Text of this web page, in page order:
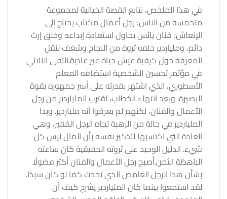
في هذا الملخص، نتابع القصة الخيالية لمجموعة
متحمسة من الناس: رجل أعمال مكتئب يحتاج إلى
الإنعاش؛ فنان يائس يحاول استعادة إبداعه وخلق إرث
دائم، وملياردير خلفه ثروة من النجاح وشغف لنقل
المعرفة حول كيفية عيش حياة غير عادية.التقى الثلاثي
في ​​مؤتمر تحسين الشخصية استضافه المعلم
الأسطوري، الذي اشتهر بقدرته على أسر جمهوره بقوة
البصيرة. وبعد انتهاء الخطاب، اقترب الملياردير من رجل
الأعمال والفنان، لكنهم لم يعرفوا أنه ملياردير. وبدا
الملياردير في حالة من الرهبة تجاه الرجل الفقير، وهي
العادة التي اكتسبها لتذكير نفسه بأن المال ليس كل
شيء. الدليل الوحيد على ثروته الحقيقية كان ساعته
الباهظة الثمن.أصبح رجل الأعمال والفنان أكثر فضولًا
بشأن هذا الرجل الغامض الذي تحدث كما لو كان سيدًا.
لقد استمعوا بينما كان الملياردير يشرح كيف أن